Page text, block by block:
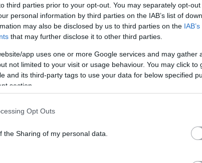
third parties prior to your opt-out. You may separately opt-
personal information by third parties on the IAB’s list of
may also be disclosed by us to third parties on the
that may further disclose it to other third parties.
app uses one or more Google services and may gather
not limited to your visit or usage behaviour. You may click to
and its third-party tags to use your data for below specified
section.
Opt Outs
the Sharing of my personal data.